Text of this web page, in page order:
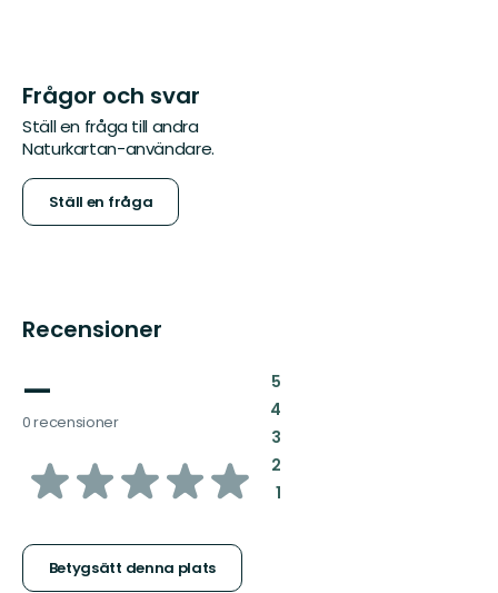
Frågor och svar
Ställ en fråga till andra
Naturkartan-användare.
Ställ en fråga
Recensioner
—
0 recensioner
av
stjärnor
Betygsätt denna plats
5:
4:
3:
2:
1: